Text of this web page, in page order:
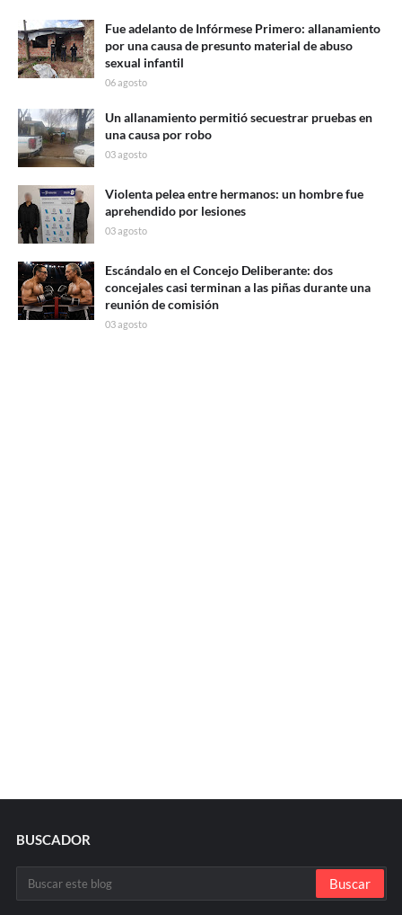
Fue adelanto de Infórmese Primero: allanamiento
por una causa de presunto material de abuso
sexual infantil
06 agosto
Un allanamiento permitió secuestrar pruebas en
una causa por robo
03 agosto
Violenta pelea entre hermanos: un hombre fue
aprehendido por lesiones
03 agosto
Escándalo en el Concejo Deliberante: dos
concejales casi terminan a las piñas durante una
reunión de comisión
03 agosto
BUSCADOR